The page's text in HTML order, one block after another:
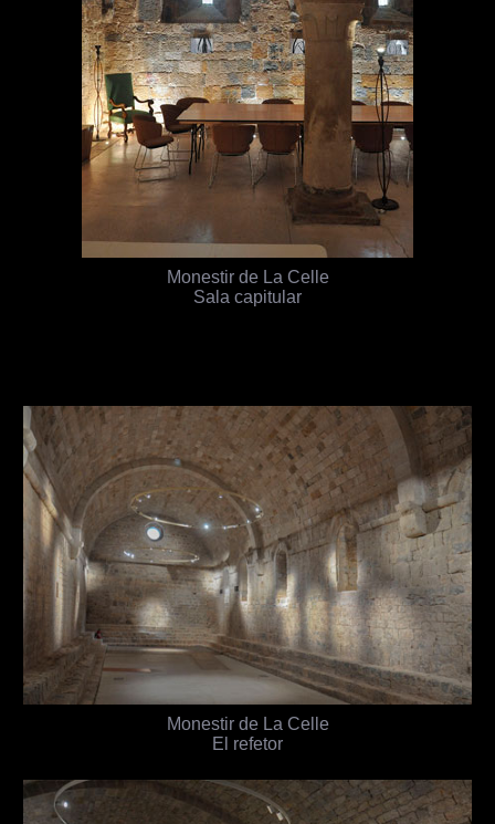
Monestir de La Celle
Sala capitular
Monestir de La Celle
El refetor